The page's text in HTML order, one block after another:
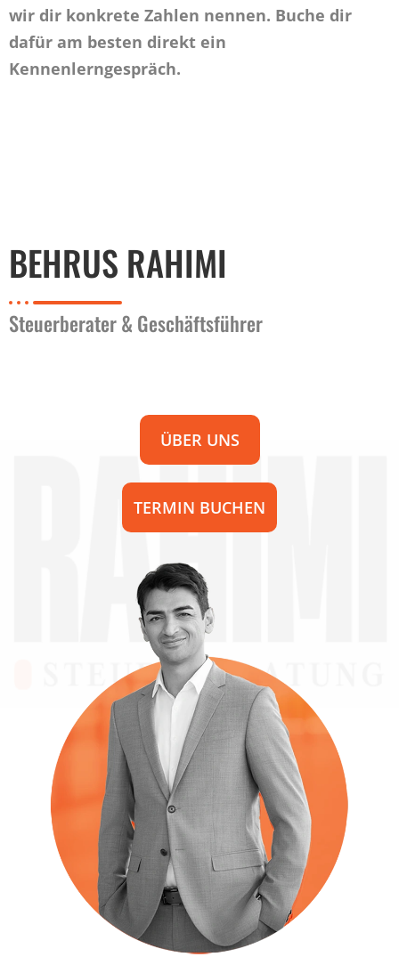
wir dir konkrete Zahlen nennen. Buche dir
dafür am besten direkt ein
Kennenlerngespräch.
BEHRUS RAHIMI
Steuerberater & Geschäftsführer
ÜBER UNS
TERMIN BUCHEN